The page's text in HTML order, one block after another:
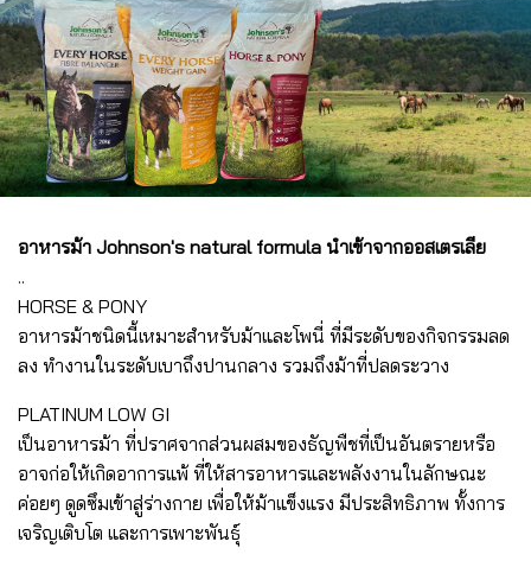
อาหารม้า Johnson's natural formula นำเข้าจากออสเตรเลีย
..
HORSE & PONY
อาหารม้าชนิดนี้เหมาะสำหรับม้าและโพนี่ ที่มีระดับของกิจกรรมลด
ลง ทำงานในระดับเบาถึงปานกลาง รวมถึงม้าที่ปลดระวาง
PLATINUM LOW GI
เป็นอาหารม้า ที่ปราศจากส่วนผสมของธัญพืชที่เป็นอันตรายหรือ
อาจก่อให้เกิดอาการแพ้ ที่ให้สารอาหารและพลังงานในลักษณะ
ค่อยๆ ดูดซึมเข้าสู่ร่างกาย เพื่อให้ม้าแข็งแรง มีประสิทธิภาพ ทั้งการ
เจริญเติบโต และการเพาะพันธุ์